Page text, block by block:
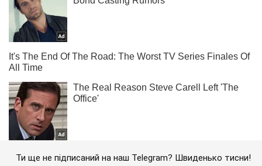
Ти ще не підписаний на наш Telegram? Швиденько тисни!